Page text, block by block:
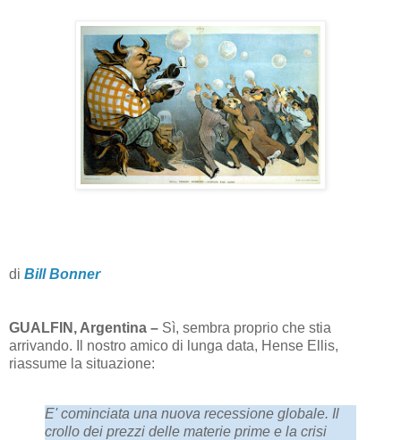
di Bill Bonner
GUALFIN, Argentina – Sì, sembra proprio che stia
arrivando. Il nostro amico di lunga data, Hense Ellis,
riassume la situazione:
E' cominciata una nuova recessione globale. Il
crollo dei prezzi delle materie prime e la crisi